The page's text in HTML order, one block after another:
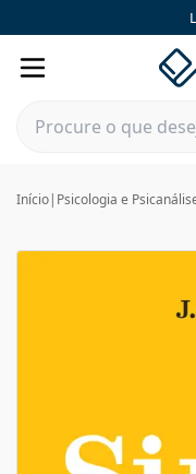
Início| Psicologia e